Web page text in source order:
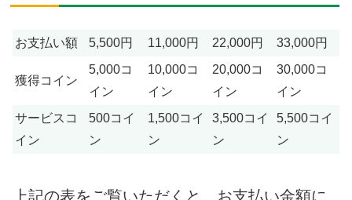
お支払い額 5,500円 11,000円 22,000円 33,000円
獲得コイン
5,000コ
イン
10,000コ
イン
20,000コ
イン
30,000コ
イン
サービスコ
イン
500コイ
ン
1,500コイ
ン
3,500コイ
ン
5,500コイ
ン
上記の表をご覧いただくと、お支払い金額に